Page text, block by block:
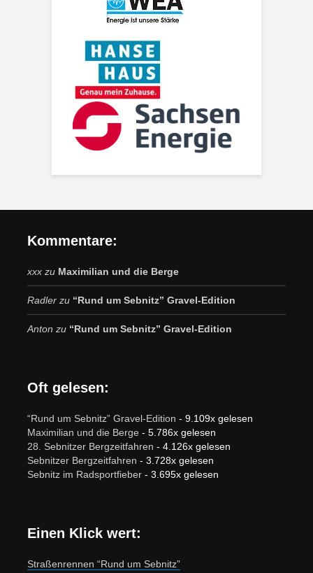
Kommentare:
xxx zu Maximilian und die Berge
Radler zu “Rund um Sebnitz” Gravel-Edition
Anton zu “Rund um Sebnitz” Gravel-Edition
Oft gelesen:
“Rund um Sebnitz” Gravel-Edition - 9.109x gelesen
Maximilian und die Berge - 5.786x gelesen
28. Sebnitzer Bergzeitfahren - 4.126x gelesen
Sebnitzer Bergzeitfahren - 3.728x gelesen
Sebnitz im Radsportfieber - 3.695x gelesen
Einen Klick wert:
Straßenrennen “Rund um Sebnitz”